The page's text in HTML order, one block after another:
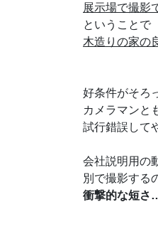
展示場で撮影
ということで
木造りの家の
好条件がそろ
カメラマンと
試行錯誤して
会社説明用の
別で撮影する
衝撃的な短さ